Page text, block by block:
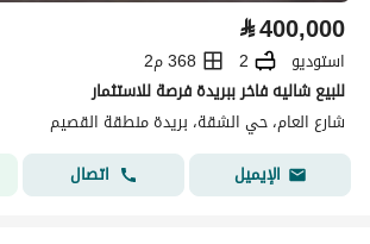
⃁400,000
استوديو 2
368 م2
للبيع شاليه فاخر ببريدة فرصة للاستثمار
شارع العام، حي الشقة، بريدة منطقة القصيم
الإيميل
اتصال